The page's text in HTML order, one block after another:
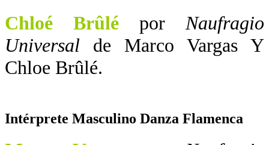
Chloé Brûlé por Naufragio
Universal de Marco Vargas Y
Chloe Brûlé.
Intérprete Masculino Danza Flamenca